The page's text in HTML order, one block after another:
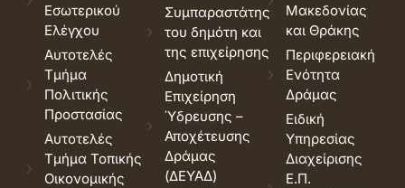
Εσωτερικού
Ελέγχου
Αυτοτελές
Τμήμα
Πολιτικής
Προστασίας
Αυτοτελές
Τμήμα Τοπικής
Οικονομικής
Συμπαραστάτης
του δημότη και
της επιχείρησης
Δημοτική
Επιχείρηση
Ύδρευσης –
Αποχέτευσης
Δράμας
(ΔΕΥΑΔ)
Μακεδονίας
και Θράκης
Περιφερειακή
Ενότητα
Δράμας
Ειδική
Υπηρεσίας
Διαχείρισης
Ε.Π.